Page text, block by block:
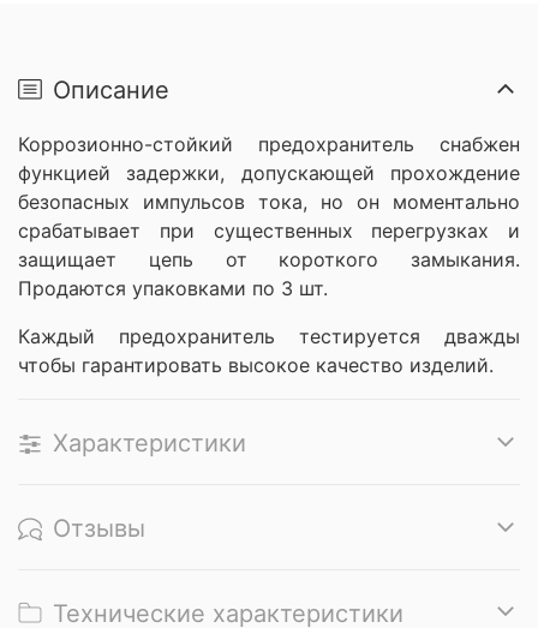
Описание
Коррозионно-стойкий предохранитель снабжен
функцией задержки, допускающей прохождение
безопасных импульсов тока, но он моментально
срабатывает при существенных перегрузках и
защищает цепь от короткого замыкания.
Продаются упаковками по 3 шт.
Каждый предохранитель тестируется дважды
чтобы гарантировать высокое качество изделий.
Характеристики
Отзывы
Технические характеристики